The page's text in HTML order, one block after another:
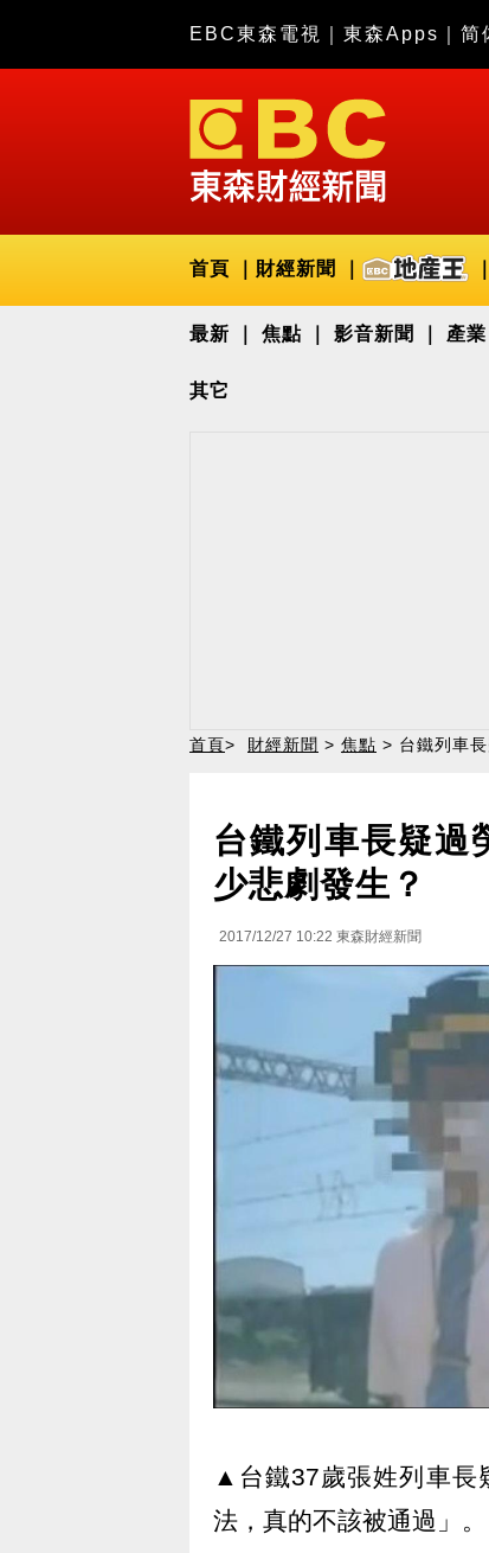
EBC東森電視 東森Apps 简
首頁 財經新聞
最新 焦點 影音新聞 產業
其它
首頁> 財經新聞 > 焦點 > 台鐵列車
台鐵列車長疑過
少悲劇發生？
2017/12/27 10:22 東森財經新聞
▲台鐵37歲張姓列車長
法，真的不該被通過」